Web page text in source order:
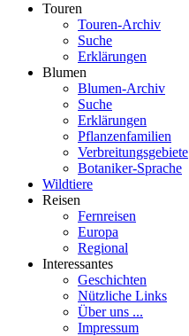
Touren
Touren-Archiv
Suche
Erklärungen
Blumen
Blumen-Archiv
Suche
Erklärungen
Pflanzenfamilien
Verbreitungsgebiete
Botaniker-Sprache
Wildtiere
Reisen
Fernreisen
Europa
Regional
Interessantes
Geschichten
Nützliche Links
Über uns ...
Impressum